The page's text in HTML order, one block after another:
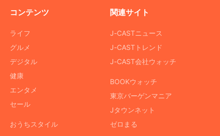
コンテンツ
ライフ
グルメ
デジタル
健康
エンタメ
セール
おうちスタイル
関連サイト
J-CASTニュース
J-CASTトレンド
J-CAST会社ウォッチ
BOOKウォッチ
東京バーゲンマニア
Jタウンネット
ゼロまる